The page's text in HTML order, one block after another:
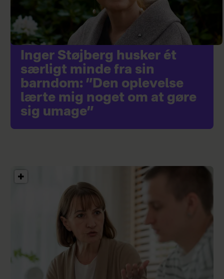
Inger Støjberg husker ét
særligt minde fra sin
barndom: ”Den oplevelse
lærte mig noget om at gøre
sig umage”